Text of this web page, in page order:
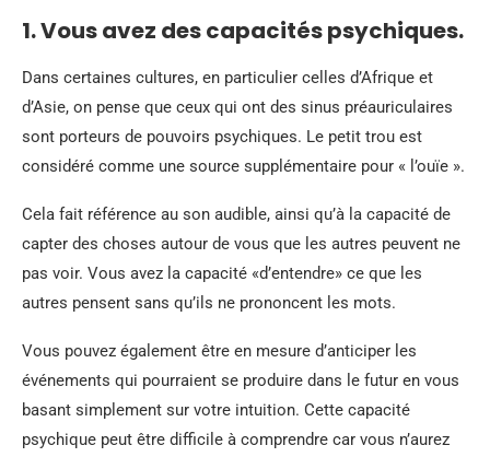
1. Vous avez des capacités psychiques.
Dans certaines cultures, en particulier celles d’Afrique et
d’Asie, on pense que ceux qui ont des sinus préauriculaires
sont porteurs de pouvoirs psychiques. Le petit trou est
considéré comme une source supplémentaire pour « l’ouïe ».
Cela fait référence au son audible, ainsi qu’à la capacité de
capter des choses autour de vous que les autres peuvent ne
pas voir. Vous avez la capacité «d’entendre» ce que les
autres pensent sans qu’ils ne prononcent les mots.
Vous pouvez également être en mesure d’anticiper les
événements qui pourraient se produire dans le futur en vous
basant simplement sur votre intuition. Cette capacité
psychique peut être difficile à comprendre car vous n’aurez